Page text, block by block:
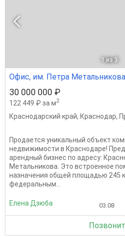
1 из 3
Офис, им. Петра Метальникова
30 000 000 ₽
122 449 ₽ за м2
Краснодарский край, Краснодар,
Продается уникальный объект
недвижимости в Краснодаре!
арендный бизнес по адресу:
Метальникова. Это встроенное
назначения общей площадью 245
федеральным...
Елена Дзюба 03.08